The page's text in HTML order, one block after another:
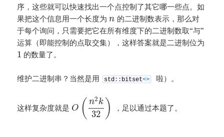
序，这些就可以快速找出一个点控制了其它哪一些点。如
果把这个信息用一个长度为n 的二进制数表示，那么对
于每个询问，只需要把它在所有维度下的二进制数取“与”
运算（即能控制的点取交集），这样答案就是二进制位为
1 的数量了。
维护二进制串？当然是用 std : : bitset<> 啦）。
这样复杂度就是 O ( n2k
32 ) ，足以通过本题了。